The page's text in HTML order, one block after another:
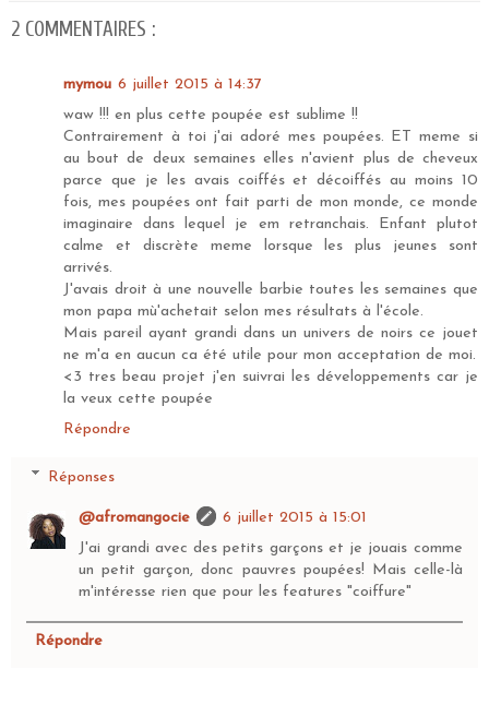
2 COMMENTAIRES :
mymou 6 juillet 2015 à 14:37
waw !!! en plus cette poupée est sublime !!
Contrairement à toi j'ai adoré mes poupées. ET meme si
au bout de deux semaines elles n'avient plus de cheveux
parce que je les avais coiffés et décoiffés au moins 10
fois, mes poupées ont fait parti de mon monde, ce monde
imaginaire dans lequel je em retranchais. Enfant plutot
calme et discrète meme lorsque les plus jeunes sont
arrivés.
J'avais droit à une nouvelle barbie toutes les semaines que
mon papa mù'achetait selon mes résultats à l'école.
Mais pareil ayant grandi dans un univers de noirs ce jouet
ne m'a en aucun ca été utile pour mon acceptation de moi.
<3 tres beau projet j'en suivrai les développements car je
la veux cette poupée
Répondre
Réponses
@afromangocie
6 juillet 2015 à 15:01
J'ai grandi avec des petits garçons et je jouais comme
un petit garçon, donc pauvres poupées! Mais celle-là
m'intéresse rien que pour les features "coiffure"
Répondre